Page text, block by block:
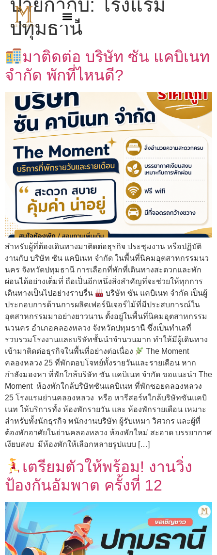
ป้ายกำกับ: โรงแรม
ปทุมธานี
มาติดต่อ บริษัท ซัน แคบิเนท
จำกัด พักที่ไหนดี?
สำหรับผู้ที่ต้องเดินทางมาติดต่อธุรกิจ ประชุมงาน หรือปฏิบัติ
งานกับ บริษัท ซัน แคบิเนท จำกัด ในพื้นที่นิคมอุตสาหกรรมนว
นคร จังหวัดปทุมธานี การเลือกที่พักที่เดินทางสะดวกและพัก
ผ่อนได้อย่างเต็มที่ ถือเป็นอีกหนึ่งสิ่งสำคัญที่จะช่วยให้ทุกการ
เดินทางเป็นไปอย่างราบรื่น
บริษัท ซัน แคบิเนท จำกัด เป็นผู้
ประกอบการด้านการผลิตเฟอร์นิเจอร์ไม้ที่มีประสบการณ์ใน
อุตสาหกรรมมาอย่างยาวนาน ตั้งอยู่ในพื้นที่นิคมอุตสาหกรรม
นวนคร อำเภอคลองหลวง จังหวัดปทุมธานี ซึ่งเป็นทำเลที่
รวบรวมโรงงานและบริษัทชั้นนำจำนวนมาก ทำให้มีผู้เดินทาง
เข้ามาติดต่อธุรกิจในพื้นที่อย่างต่อเนื่อง
The Moment
คลองหลวง 25 ที่พักตอบโจทย์ทั้งรายวันและรายเดือน หาก
กำลังมองหา ที่พักใกล้บริษัท ซัน แคบิเนท จำกัด ขอแนะนำ The
Moment ห้องพักใกล้บริษัทซันแคบิเนท ที่พักซอยคลองหลวง
25 โรงแรมย่านคลองหลวง หรือ หารีสอร์ทใกล้บริษัทซันแคบิ
เนท ให้บริการทั้ง ห้องพักรายวัน และ ห้องพักรายเดือน เหมาะ
สำหรับทั้งนักธุรกิจ พนักงานบริษัท ผู้รับเหมา วิศวกร และผู้ที่
ต้องพักอาศัยในย่านคลองหลวง ห้องพักใหม่ สะอาด บรรยากาศ
เงียบสงบ มีห้องพักให้เลือกหลายรูปแบบ […]
เตรียมตัวให้พร้อม! งานวิ่ง
ป้องกันอัมพาต ครั้งที่ 12